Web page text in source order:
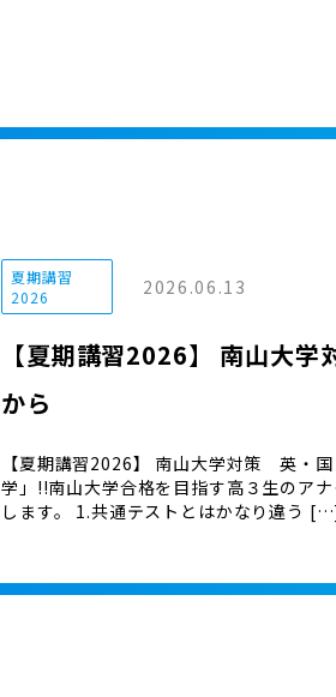
夏期講習
2026
2026.06.13
【夏期講習2026】 南山大
から
【夏期講習2026】 南山大学対策 英・
学」!!南山大学合格を目指す高３生のア
します。 1.共通テストとはかなり違う